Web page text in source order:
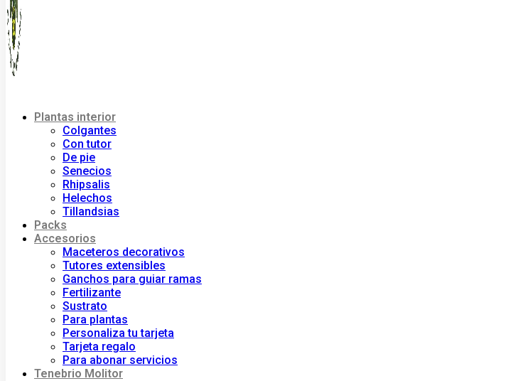
Plantas interior
Colgantes
Con tutor
De pie
Senecios
Rhipsalis
Helechos
Tillandsias
Packs
Accesorios
Maceteros decorativos
Tutores extensibles
Ganchos para guiar ramas
Fertilizante
Sustrato
Para plantas
Personaliza tu tarjeta
Tarjeta regalo
Para abonar servicios
Tenebrio Molitor